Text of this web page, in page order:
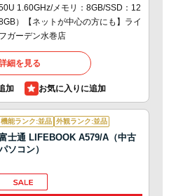
1.60GHz/メモリ：8GB/SSD：12
）【ネットが中心の方にも】ライ
フガーデン水巻店
細を見る
加
機能ランク:並品 外観ランク:並品
士通 LIFEBOOK A579/A（中古
ソコン）